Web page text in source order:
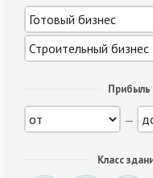
Прибыль
—
Класс